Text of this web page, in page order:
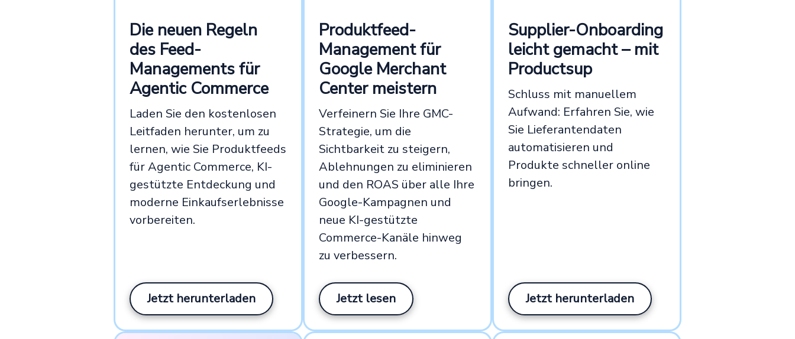
Die neuen Regeln
des Feed-
Managements für
Agentic Commerce
Laden Sie den kostenlosen
Leitfaden herunter, um zu
lernen, wie Sie Produktfeeds
für Agentic Commerce, KI-
gestützte Entdeckung und
moderne Einkaufserlebnisse
vorbereiten.
Jetzt herunterladen
Produktfeed-
Management für
Google Merchant
Center meistern
Verfeinern Sie Ihre GMC-
Strategie, um die
Sichtbarkeit zu steigern,
Ablehnungen zu eliminieren
und den ROAS über alle Ihre
Google-Kampagnen und
neue KI-gestützte
Commerce-Kanäle hinweg
zu verbessern.
Jetzt lesen
Supplier-Onboarding
leicht gemacht – mit
Productsup
Schluss mit manuellem
Aufwand: Erfahren Sie, wie
Sie Lieferantendaten
automatisieren und
Produkte schneller online
bringen.
Jetzt herunterladen